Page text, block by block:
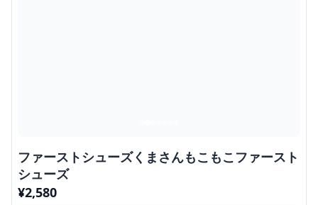
ファーストシューズくまさんもこもこファースト
シューズ
¥2,580